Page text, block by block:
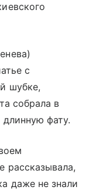
с
шубке,
собрала в
фату.
рассказывала,
даже не знали